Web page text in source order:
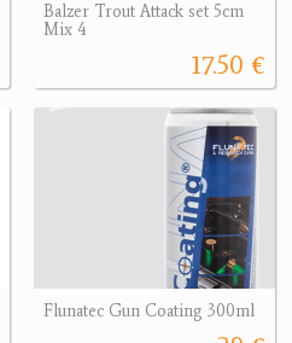
Balzer Trout Attack set 5cm
Mix 4
17.50 €
Flunatec Gun Coating 300ml